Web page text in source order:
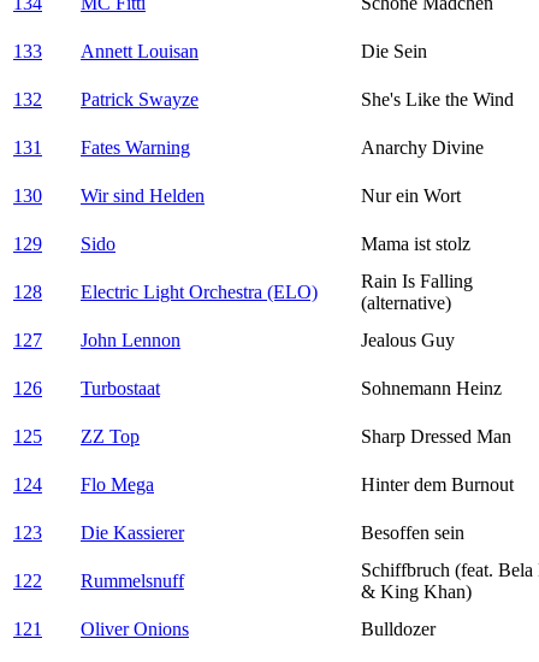
133 Annett Louisan Die Sein
132 Patrick Swayze She's Like the Wind
131 Fates Warning Anarchy Divine
130 Wir sind Helden Nur ein Wort
129 Sido Mama ist stolz
128 Electric Light Orchestra (ELO)
Rain Is Falling
(alternative)
127
John Lennon Jealous Guy
126 Turbostaat Sohnemann Heinz
125 ZZ Top Sharp Dressed Man
124 Flo Mega Hinter dem Burnout
123 Die Kassierer Besoffen sein
122 Rummelsnuff
Schiffbruch (feat. Bela
& King Khan)
121
Oliver Onions Bulldozer